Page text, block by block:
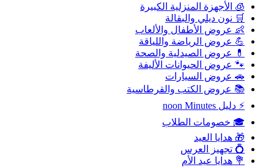
🧊 الأجهزة المنزلية الكبيرة
🛒 نون ديلي والبقالة
👶 عروض الأطفال والألعاب
💪 عروض الرياضة واللياقة
💊 عروض الصيدلية والصحة
🐾 عروض الحيوانات الأليفة
🚗 عروض السيارات
📚 عروض الكتب والقرطاسية
⚡ دليل noon Minutes
🎓 خصومات الطلاب
🎁 هدايا العيد
💍 تجهيز العرس
💐 هدايا عيد الأم